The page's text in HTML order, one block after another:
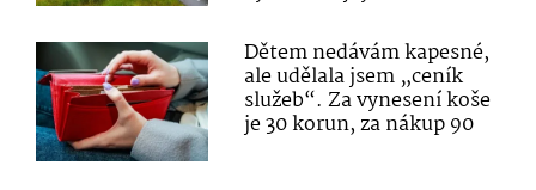
Dětem nedávám kapesné,
ale udělala jsem „ceník
služeb“. Za vynesení koše
je 30 korun, za nákup 90